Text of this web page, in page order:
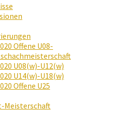
Offene U08-
U08(w)-U12(w)
U14(w)-U18(w)
Offene U25
Meisterschaft